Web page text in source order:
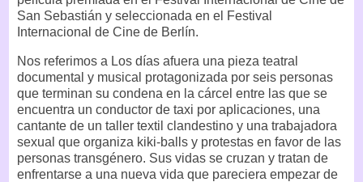
San Sebastián y seleccionada en el Festival
Internacional de Cine de Berlín.
Nos referimos a Los días afuera una pieza teatral
documental y musical protagonizada por seis personas
que terminan su condena en la cárcel entre las que se
encuentra un conductor de taxi por aplicaciones, una
cantante de un taller textil clandestino y una trabajadora
sexual que organiza kiki-balls y protestas en favor de las
personas transgénero. Sus vidas se cruzan y tratan de
enfrentarse a una nueva vida que pareciera empezar de